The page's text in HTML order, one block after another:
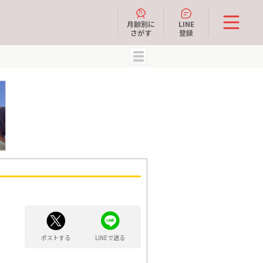
月齢別に
さがす
LINE
登録
ポストする LINEで送る